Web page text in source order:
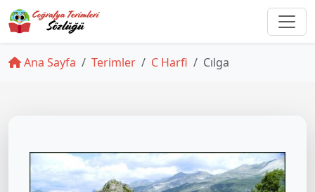
Ana Sayfa Terimler C Harfi Cılga